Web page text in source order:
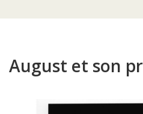
August et son